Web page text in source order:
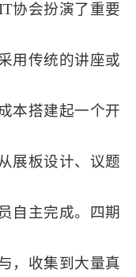
协会扮演了重要
用传统的讲座或
本搭建起一个开
展板设计、议题
自主完成。四期
，收集到大量真